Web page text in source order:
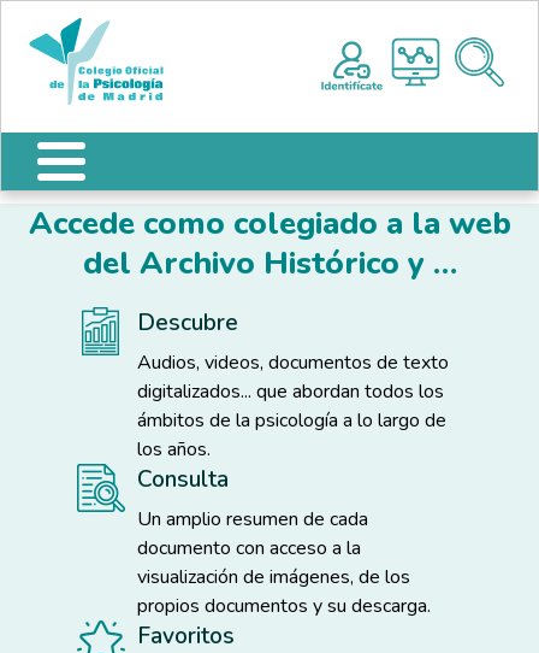
este
incluye
sistema
accesibilidad.
Pasar al contenido principal
Accede como colegiado a la web
del Archivo Histórico y …
Descubre
Audios, videos, documentos de texto
digitalizados... que abordan todos los
ámbitos de la psicología a lo largo de
los años.
Consulta
Un amplio resumen de cada
documento con acceso a la
visualización de imágenes, de los
propios documentos y su descarga.
Favoritos